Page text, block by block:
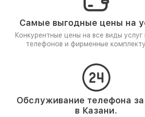
Самые выгодные цены на
Конкурентные цены на все виды услуг
телефонов и фирменные
Обслуживание телефона за
в Казани.